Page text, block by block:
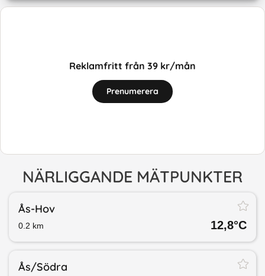
Reklamfritt från 39 kr/mån
Prenumerera
NÄRLIGGANDE MÄTPUNKTER
Ås-Hov
0.2 km 12,8°C
Ås/​Södra